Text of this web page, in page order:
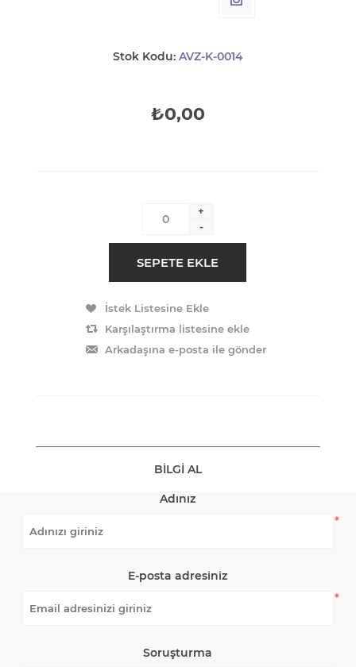
Stok Kodu: AVZ-K-0014
₺0,00
+
-
BILGI AL
Adınız
*
E-posta adresiniz
*
Soruşturma